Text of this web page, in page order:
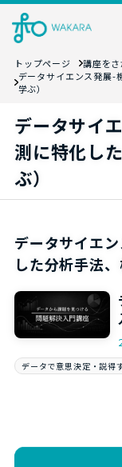
トップページ
講座を
データサイエンス発展-
学ぶ）
データサイ
測に特化し
ぶ）
データサイエ
した分析手法、
データで意思決定・説得